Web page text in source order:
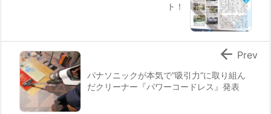
ト！
パナソニックが本気で”吸引力“に取り組ん
だクリーナー『パワーコードレス』発表
 Prev